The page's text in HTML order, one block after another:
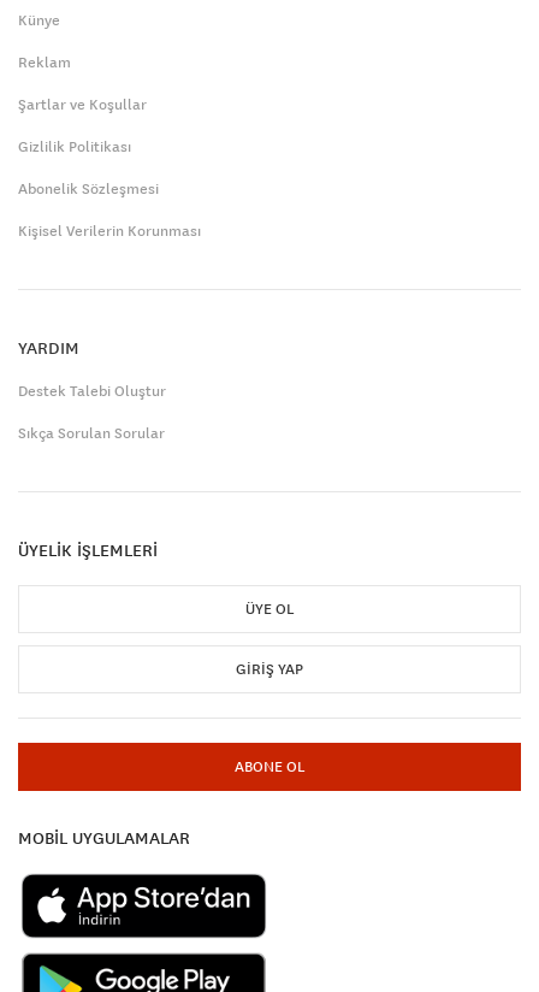
Künye
Reklam
Şartlar ve Koşullar
Gizlilik Politikası
Abonelik Sözleşmesi
Kişisel Verilerin Korunması
YARDIM
Destek Talebi Oluştur
Sıkça Sorulan Sorular
ÜYELİK İŞLEMLERİ
ÜYE OL
GIRIŞ YAP
ABONE OL
MOBİL UYGULAMALAR